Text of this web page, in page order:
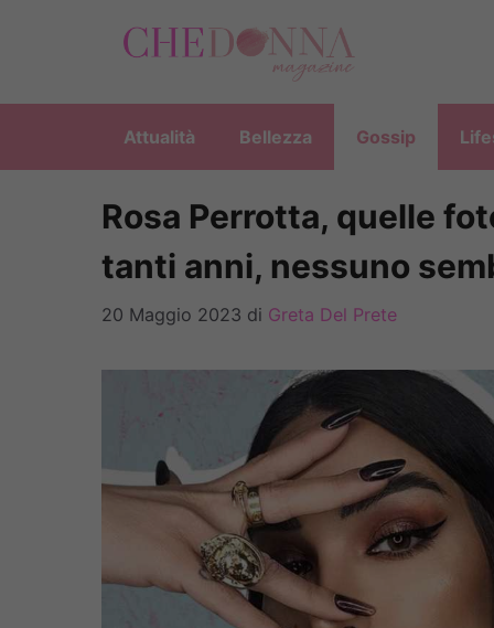
Attualità Bellezza Gossip
Rosa Perrotta, quelle
tanti anni, nessuno
20 Maggio 2023 di Greta Del Prete